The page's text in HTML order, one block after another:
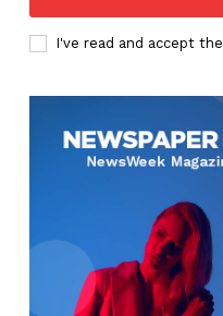
I've read and accept the